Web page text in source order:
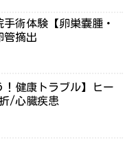
術体験【卵巣嚢腫・
管摘出
！健康トラブル】ヒー
/心臓疾患